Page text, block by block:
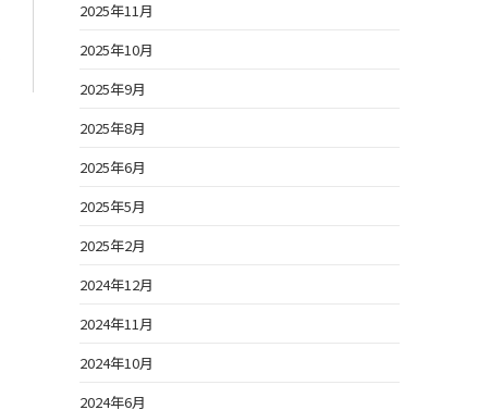
2025年11月
2025年10月
2025年9月
2025年8月
2025年6月
2025年5月
2025年2月
2024年12月
2024年11月
2024年10月
2024年6月